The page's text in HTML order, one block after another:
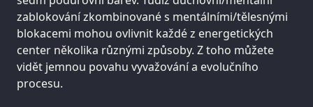
zablokování zkombinované s mentálními/tělesnými
blokacemi mohou ovlivnit každé z energetických
center několika různými způsoby. Z toho můžete
vidět jemnou povahu vyvažování a evolučního
procesu.